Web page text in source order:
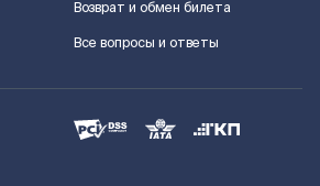
Возврат и обмен билета
Все вопросы и ответы